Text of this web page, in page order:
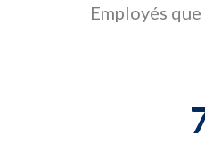
Employés